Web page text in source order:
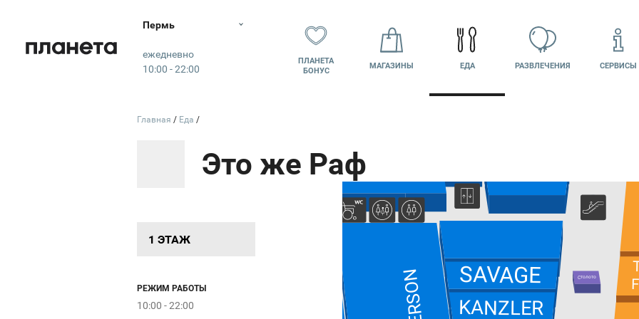
Планета
Пермь
ежедневно
10:00 - 22:00
ПЛАНЕТА
БОНУС
МАГАЗИНЫ ЕДА РАЗВЛЕЧЕНИЯ СЕРВИСЫ
ЛИЧНЫЙ КАБИНЕТ
Это же Раф
1 ЭТАЖ
РЕЖИМ РАБОТЫ
10:00 - 22:00
SAVAGE
KANZLER
LiloMilkTea
Столото
Главная Еда